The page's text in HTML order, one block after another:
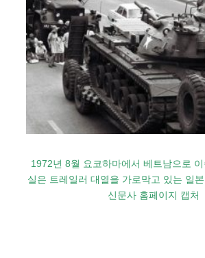
1972년 8월 요코하마에서 베트남으로
실은 트레일러 대열을 가로막고 있는 일
신문사 홈페이지 캡처